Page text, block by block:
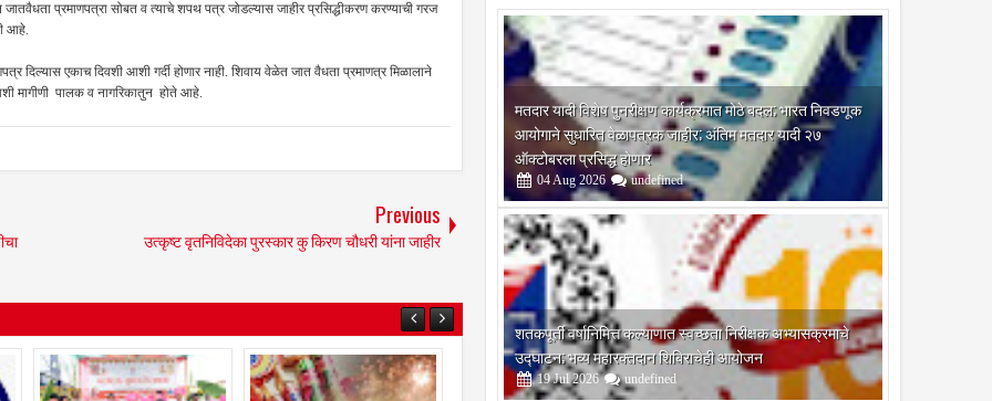
प्रमाणपत्रा सोबत व त्याचे शपथ पत्र जोडल्यास जाहीर प्रसिद्धीकरण करण्याची गरज
आहे.
दिल्यास एकाच दिवशी आशी गर्दी होणार नाही. शिवाय वेळेत जात वैधता प्रमाणत्र मिळालाने
आशी मागीणी पालक व नागरिकातुन होते आहे.
Previous
उत्कृष्ट वृतनिविदेका पुरस्कार कु किरण चौधरी यांना जाहीर
मतदार यादी विशेष पुनरीक्षण कार्यक्रमात मोठे बदल; भारत निवडणूक
आयोगाने सुधारित वेळापत्रक जाहीर; अंतिम मतदार यादी २७
ऑक्टोबरला प्रसिद्ध होणार
04 Aug 2026 undefined
शतकपूर्ती वर्षानिमित्त कल्याणात स्वच्छता निरीक्षक अभ्यासक्रमाचे
उद्घाटन; भव्य महारक्तदान शिबिराचेही आयोजन
19 Jul 2026 undefined